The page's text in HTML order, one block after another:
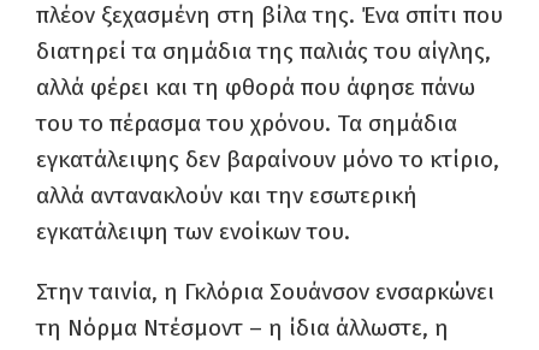
πλέον ξεχασμένη στη βίλα της. Ένα σπίτι που
διατηρεί τα σημάδια της παλιάς του αίγλης,
αλλά φέρει και τη φθορά που άφησε πάνω
του το πέρασμα του χρόνου. Τα σημάδια
εγκατάλειψης δεν βαραίνουν μόνο το κτίριο,
αλλά αντανακλούν και την εσωτερική
εγκατάλειψη των ενοίκων του.
Στην ταινία, η Γκλόρια Σουάνσον ενσαρκώνει
τη Νόρμα Ντέσμοντ – η ίδια άλλωστε, η